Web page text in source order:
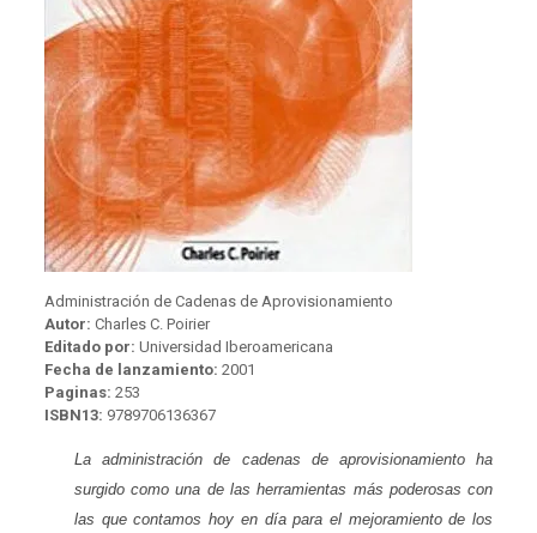
Administración de Cadenas de Aprovisionamiento
Autor: Charles C. Poirier
Editado por: Universidad Iberoamericana
Fecha de lanzamiento: 2001
Paginas: 253
ISBN13: 9789706136367
La administración de cadenas de aprovisionamiento ha
surgido como una de las herramientas más poderosas con
las que contamos hoy en día para el mejoramiento de los